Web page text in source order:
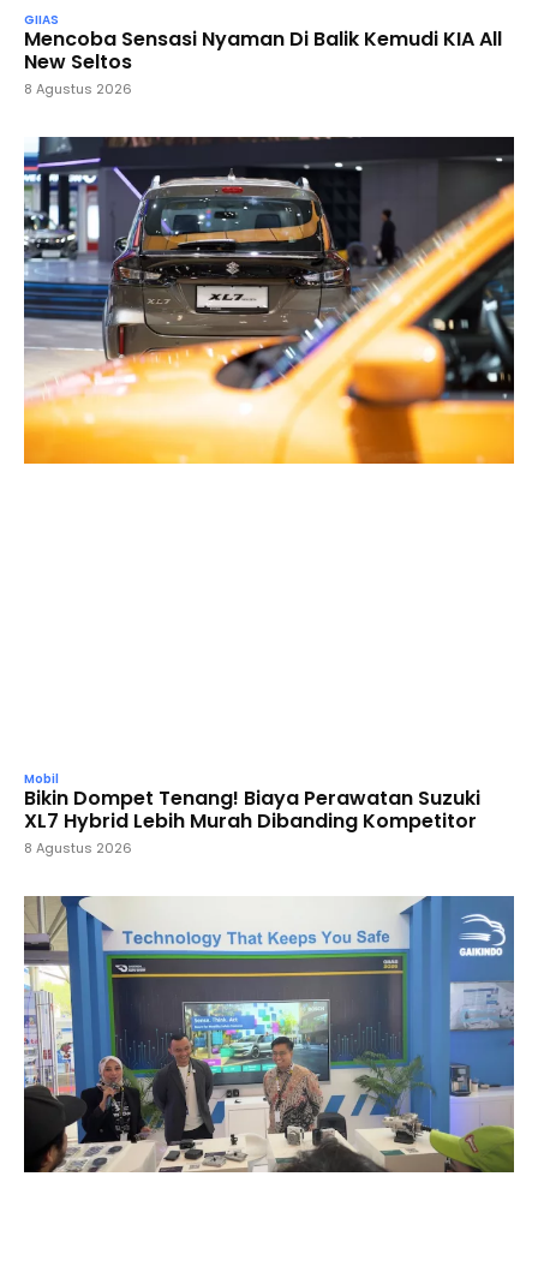
GIIAS
Mencoba Sensasi Nyaman Di Balik Kemudi KIA All
New Seltos
8 Agustus 2026
Mobil
Bikin Dompet Tenang! Biaya Perawatan Suzuki
XL7 Hybrid Lebih Murah Dibanding Kompetitor
8 Agustus 2026